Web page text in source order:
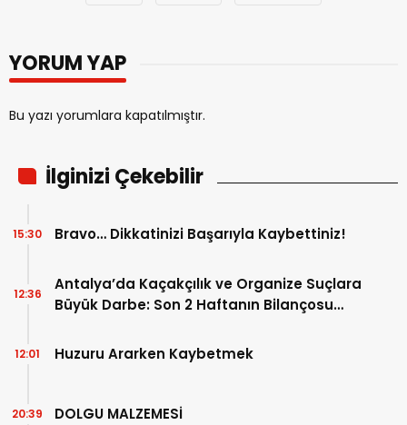
YORUM YAP
Bu yazı yorumlara kapatılmıştır.
İlginizi Çekebilir
Bravo… Dikkatinizi Başarıyla Kaybettiniz!
15:30
Antalya’da Kaçakçılık ve Organize Suçlara
Büyük Darbe: Son 2 Haftanın Bilançosu
12:36
Huzuru Ararken Kaybetmek
12:01
DOLGU MALZEMESİ
20:39